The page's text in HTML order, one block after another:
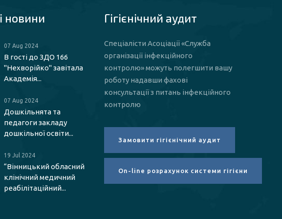
новини
07 Aug 2024
В гості до ЗДО 166
"Нехворійко" завітала
Академія...
07 Aug 2024
Дошкільнята та
педагоги закладу
дошкільної освіти...
19 Jul 2024
“Вінницький обласний
клінічний медичний
реабілітаційний...
Гігієнічний аудит
Спеціалісти Асоціації «Служба
організації інфекційного
контролю» можуть полегшити вашу
роботу надавши фахові
консультації з питань інфекційного
контролю